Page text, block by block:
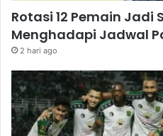
Rotasi 12 Pemain Jadi
Menghadapi Jadwal
2 hari ago